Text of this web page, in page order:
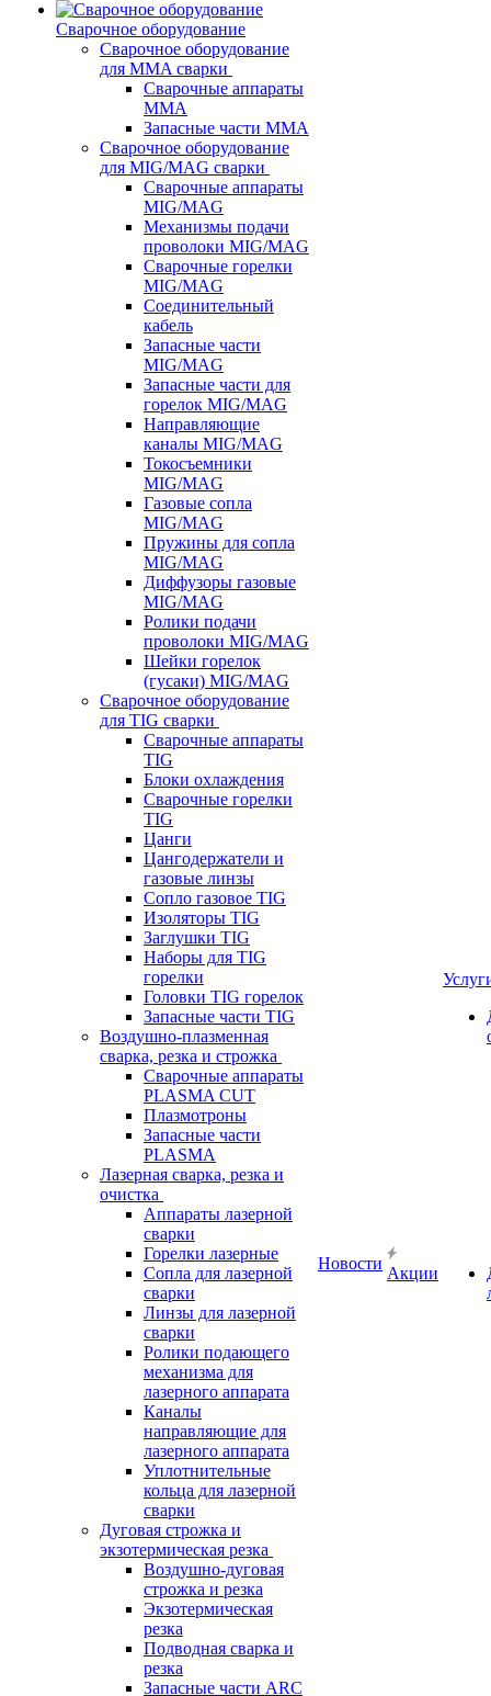
Сварочное оборудование
Сварочное оборудование
для MMA сварки
Сварочные аппараты
MMA
Запасные части MMA
Сварочное оборудование
для MIG/MAG сварки
Сварочные аппараты
MIG/MAG
Механизмы подачи
проволоки MIG/MAG
Сварочные горелки
MIG/MAG
Соединительный
кабель
Запасные части
MIG/MAG
Запасные части для
горелок MIG/MAG
Направляющие
каналы MIG/MAG
Токосъемники
MIG/MAG
Газовые сопла
MIG/MAG
Пружины для сопла
MIG/MAG
Диффузоры газовые
MIG/MAG
Ролики подачи
проволоки MIG/MAG
Шейки горелок
(гусаки) MIG/MAG
Сварочное оборудование
для TIG сварки
Сварочные аппараты
TIG
Блоки охлаждения
Сварочные горелки
TIG
Цанги
Цангодержатели и
газовые линзы
Сопло газовое TIG
Изоляторы TIG
Заглушки TIG
Наборы для TIG
горелки
Головки TIG горелок
Запасные части TIG
Воздушно-плазменная
сварка, резка и строжка
Сварочные аппараты
PLASMA CUT
Плазмотроны
Запасные части
PLASMA
Лазерная сварка, резка и
очистка
Аппараты лазерной
сварки
Горелки лазерные
Сопла для лазерной
сварки
Линзы для лазерной
сварки
Ролики подающего
механизма для
лазерного аппарата
Каналы
направляющие для
лазерного аппарата
Уплотнительные
кольца для лазерной
сварки
Дуговая строжка и
экзотермическая резка
Воздушно-дуговая
строжка и резка
Экзотермическая
резка
Подводная сварка и
резка
Запасные части ARC
Новости
Акции